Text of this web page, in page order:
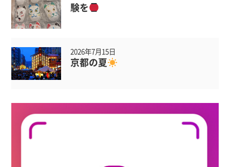
験を
2026年7月15日
京都の夏